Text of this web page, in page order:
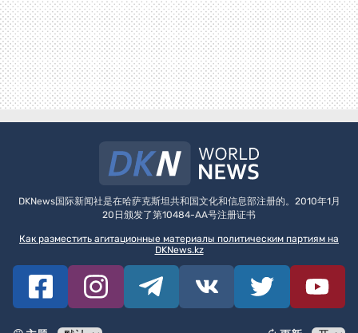
DKNews国际新闻社是在哈萨克斯坦共和国文化和信息部注册的。2010年1月
20日颁发了第10484-AA号注册证书
Как разместить агитационные материалы политическим партиям на
DKNews.kz